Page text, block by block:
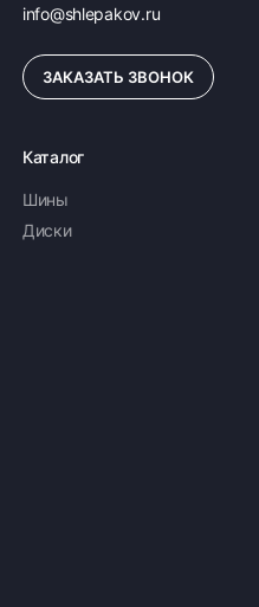
info@shlepakov.ru
ЗАКАЗАТЬ ЗВОНОК
Каталог
Шины
Диски